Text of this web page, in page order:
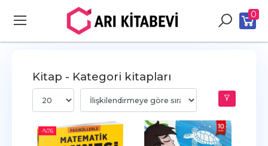
0
Kitap - Kategori kitapları
-%76